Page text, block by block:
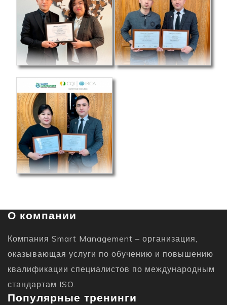
О компании
Компания Smart Management – организация,
оказывающая услуги по обучению и повышению
квалификации специалистов по международным
стандартам ISO.
Популярные тренинги